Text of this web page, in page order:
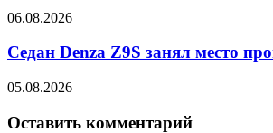
06.08.2026
Седан Denza Z9S занял место
05.08.2026
Оставить комментарий